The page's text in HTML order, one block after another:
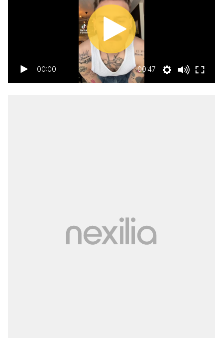
00:00 00:47